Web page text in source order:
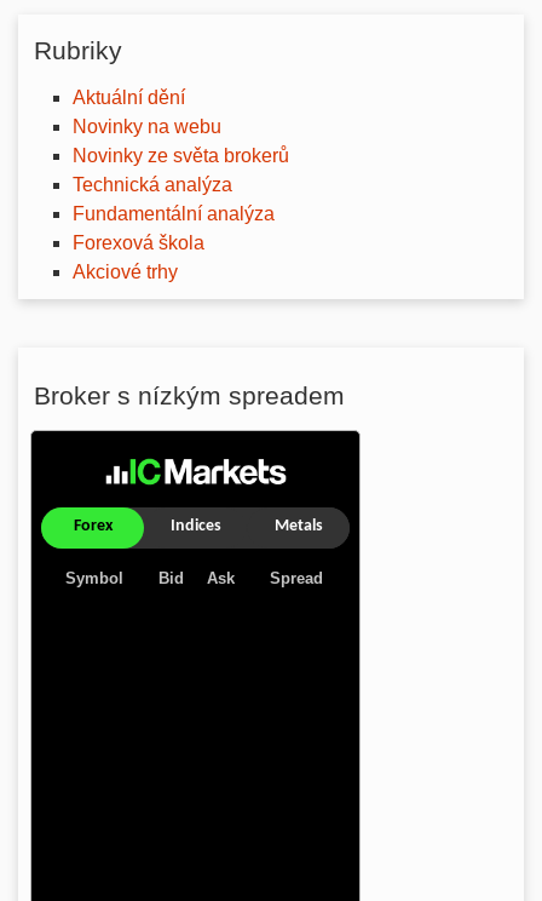
Rubriky
Aktuální dění
Novinky na webu
Novinky ze světa brokerů
Technická analýza
Fundamentální analýza
Forexová škola
Akciové trhy
Broker s nízkým spreadem